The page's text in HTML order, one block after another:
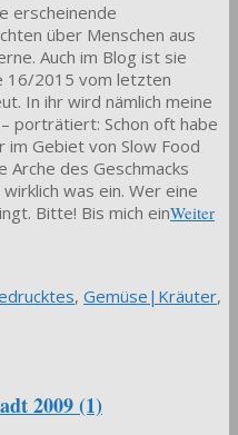
erscheinende
über Menschen aus
Auch im Blog ist sie
16/2015 vom letzten
In ihr wird nämlich meine
porträtiert: Schon oft habe
Gebiet von Slow Food
des Geschmacks
was ein. Wer eine
Bitte! Bis mich einWeiter
, Gemüse|Kräuter,
2009 (1)